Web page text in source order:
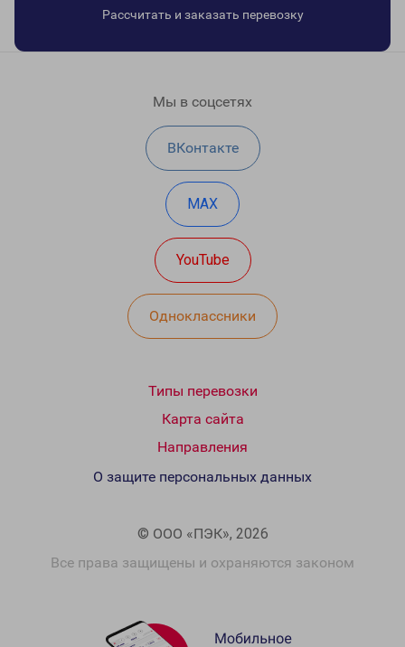
Рассчитать и заказать перевозку
Мы в соцсетях
ВКонтакте
MAX
YouTube
Одноклассники
Типы перевозки
Карта сайта
Направления
© ООО «ПЭК», 2026
Все права защищены и охраняются законом
О защите персональных данных